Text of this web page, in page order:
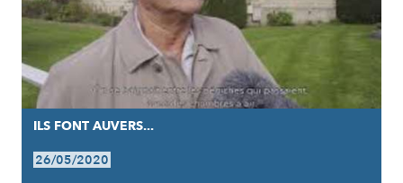
ILS FONT AUVERS...
26/05/2020